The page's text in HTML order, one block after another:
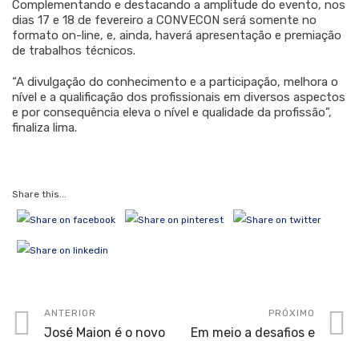
Complementando e destacando a amplitude do evento, nos
dias 17 e 18 de fevereiro a CONVECON será somente no
formato on-line, e, ainda, haverá apresentação e premiação
de trabalhos técnicos.
“A divulgação do conhecimento e a participação, melhora o
nível e a qualificação dos profissionais em diversos aspectos
e por consequência eleva o nível e qualidade da profissão”,
finaliza lima.
Share this...
ANTERIOR
José Maion é o novo
PRÓXIMO
Em meio a desafios e